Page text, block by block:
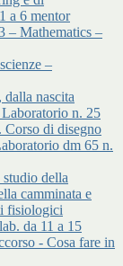
a 6 mentor
– Mathematics –
–
nascita
n. 25
di disegno
dm 65 n.
della
camminata e
fisiologici
da 11 a 15
- Cosa fare in